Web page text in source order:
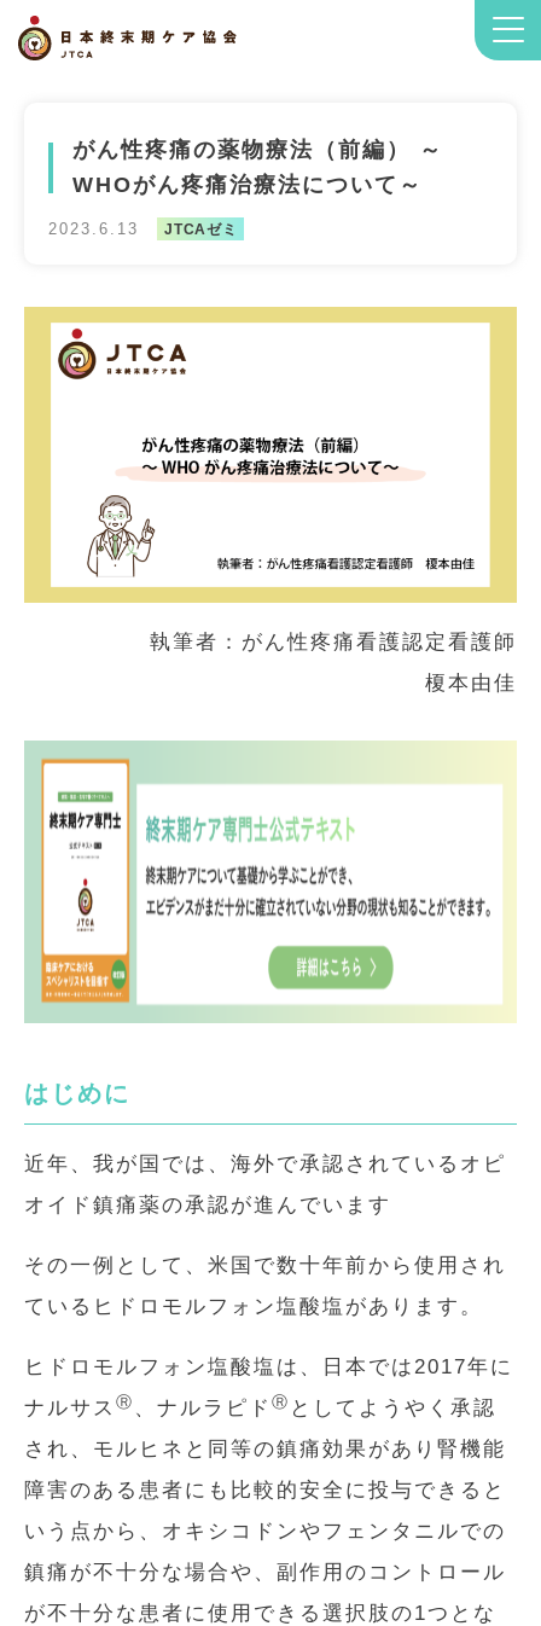
がん性疼痛の薬物療法（前編） ～
WHOがん疼痛治療法について～
2023.6.13 JTCAゼミ
執筆者：がん性疼痛看護認定看護師
榎本由佳
はじめに
近年、我が国では、海外で承認されているオピ
オイド鎮痛薬の承認が進んでいます
その一例として、米国で数十年前から使用され
ているヒドロモルフォン塩酸塩があります。
ヒドロモルフォン塩酸塩は、日本では2017年に
ナルサス Ⓡ 、ナルラピド Ⓡ としてようやく承認
され、モルヒネと同等の鎮痛効果があり腎機能
障害のある患者にも比較的安全に投与できると
いう点から、オキシコドンやフェンタニルでの
鎮痛が不十分な場合や、副作用のコントロール
が不十分な患者に使用できる選択肢の1つとな